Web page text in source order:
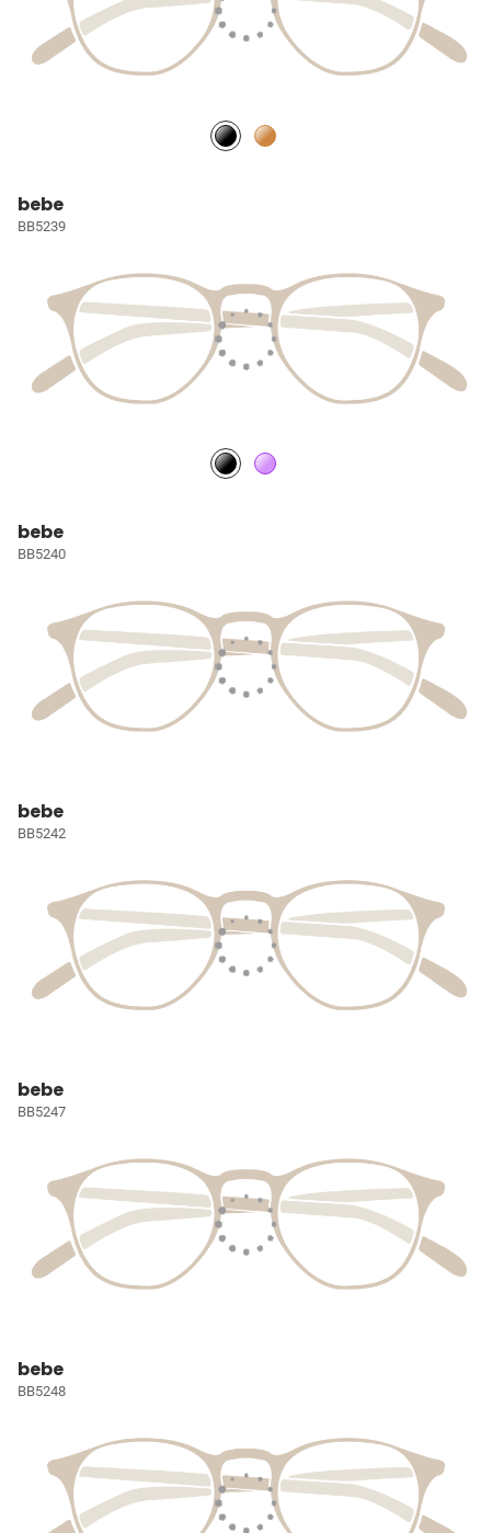
bebe
BB5239
bebe
BB5240
bebe
BB5242
bebe
BB5247
bebe
BB5248